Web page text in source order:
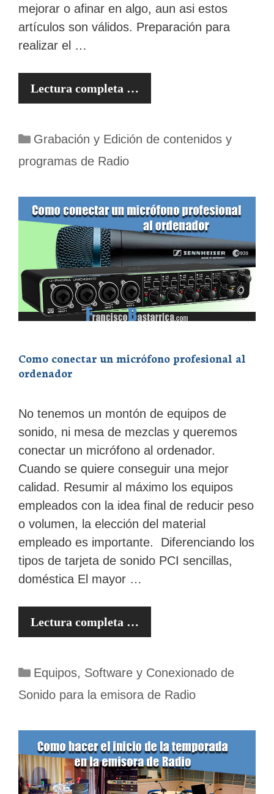
mejorar o afinar en algo, aun asi estos
artículos son válidos. Preparación para
realizar el …
Lectura completa …
Categorías
Grabación y Edición de contenidos y
programas de Radio
Como conectar un micrófono profesional al
ordenador
No tenemos un montón de equipos de
sonido, ni mesa de mezclas y queremos
conectar un micrófono al ordenador.
Cuando se quiere conseguir una mejor
calidad. Resumir al máximo los equipos
empleados con la idea final de reducir peso
o volumen, la elección del material
empleado es importante. Diferenciando los
tipos de tarjeta de sonido PCI sencillas,
doméstica El mayor …
Lectura completa …
Categorías
Equipos, Software y Conexionado de
Sonido para la emisora de Radio